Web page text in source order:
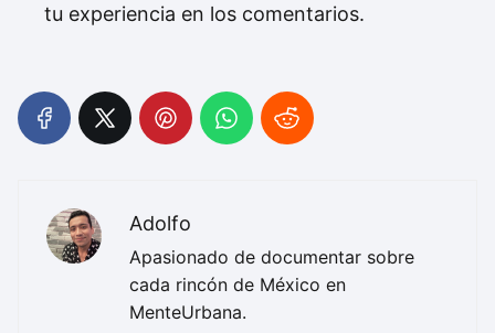
tu experiencia en los comentarios.
Adolfo
Apasionado de documentar sobre
cada rincón de México en
MenteUrbana.